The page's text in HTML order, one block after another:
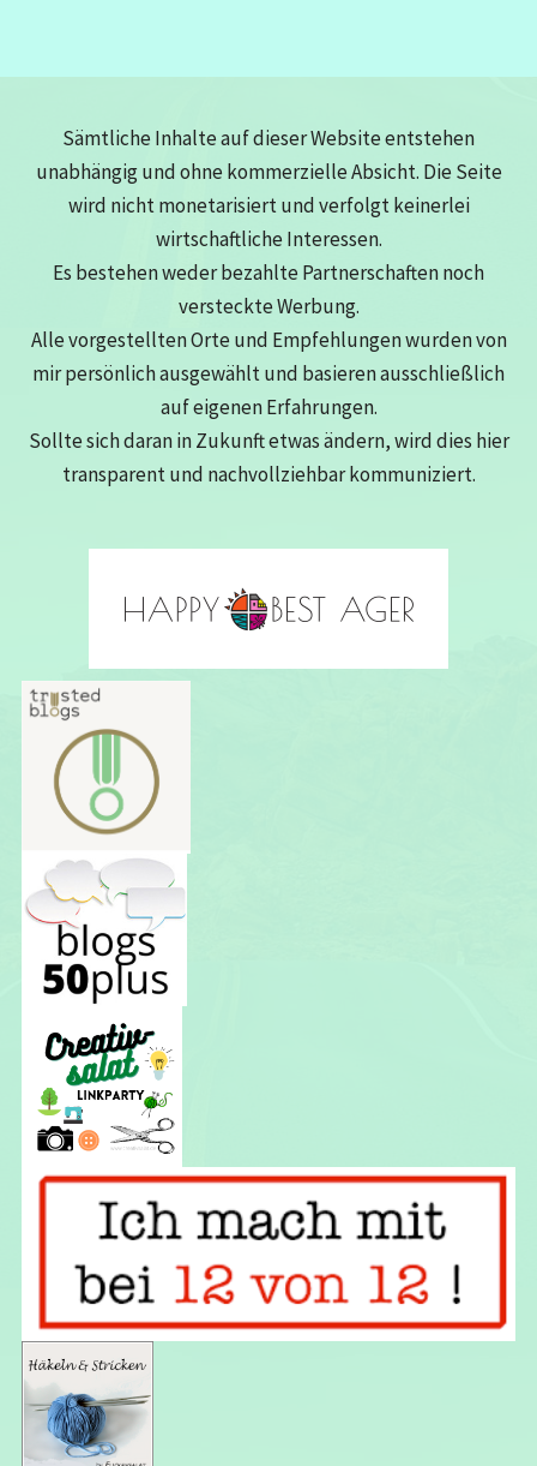
Sämtliche Inhalte auf dieser Website entstehen
unabhängig und ohne kommerzielle Absicht. Die Seite
wird nicht monetarisiert und verfolgt keinerlei
wirtschaftliche Interessen.
Es bestehen weder bezahlte Partnerschaften noch
versteckte Werbung.
Alle vorgestellten Orte und Empfehlungen wurden von
mir persönlich ausgewählt und basieren ausschließlich
auf eigenen Erfahrungen.
Sollte sich daran in Zukunft etwas ändern, wird dies hier
transparent und nachvollziehbar kommuniziert.